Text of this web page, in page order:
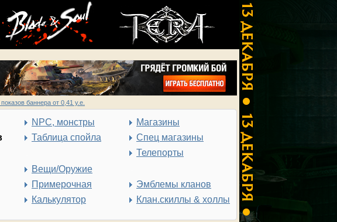
баннера от 0,41 у.е.
NPC, монстры
Таблица спойла
Вещи/Оружие
Примерочная
Калькулятор
Магазины
Спец магазины
Телепорты
Эмблемы кланов
Клан.скиллы & холлы